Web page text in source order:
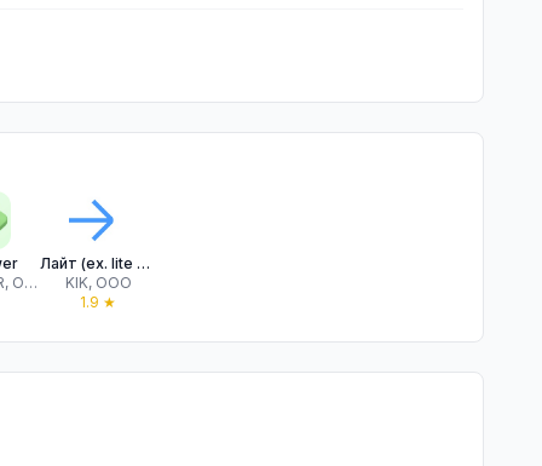
GET PAUER, OOO
Лайт (ex. lite – ride here..)
KIK, OOO
1.9 ★